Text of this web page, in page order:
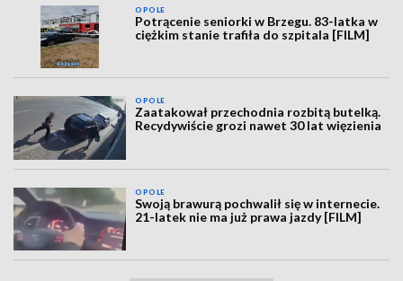
OPOLE
Potrącenie seniorki w Brzegu. 83-latka w
ciężkim stanie trafiła do szpitala [FILM]
OPOLE
Zaatakował przechodnia rozbitą butelką.
Recydywiście grozi nawet 30 lat więzienia
OPOLE
Swoją brawurą pochwalił się w internecie.
21-latek nie ma już prawa jazdy [FILM]